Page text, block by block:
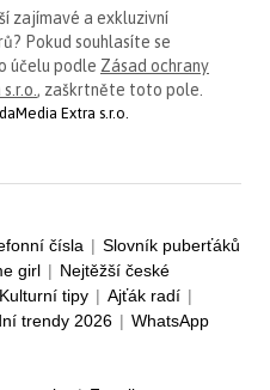
zajímavé a exkluzivní
Pokud souhlasíte se
účelu podle Zásad ochrany
, zaškrtněte toto pole.
Extra s.r.o.
čísla | Slovník puberťáků
girl | Nejtěžší české
Kulturní tipy | Ajťák radí |
trendy 2026 | WhatsApp